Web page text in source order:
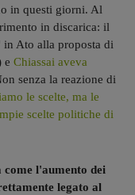
in questi giorni. Al
in discarica: il
Ato alla proposta di
e Chiassai aveva
senza la reazione di
le scelte, ma le
scelte politiche di
l'aumento dei
legato al